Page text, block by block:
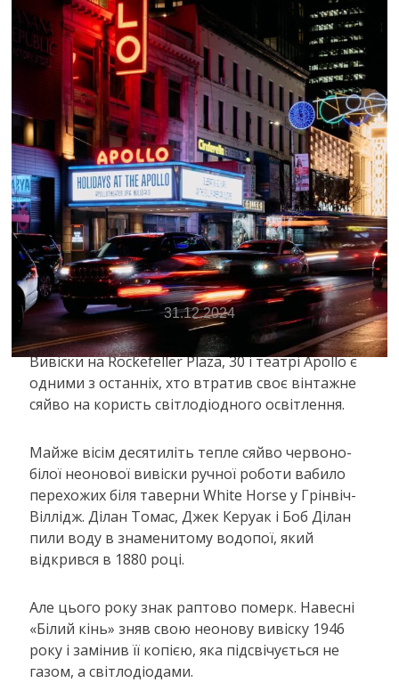
АРХІТЕКТУРА
ВИБІР РЕДАКЦІЇ
ВІДПОЧИНОК. МАНДРИ
ТЕХНОЛОГІЇ
Останній дзвінок для неону в Нью-
Йорку
31.12.2024
Вивіски на Rockefeller Plaza, 30 і театрі Apollo є
одними з останніх, хто втратив своє вінтажне
сяйво на користь світлодіодного освітлення.
Майже вісім десятиліть тепле сяйво червоно-
білої неонової вивіски ручної роботи вабило
перехожих біля таверни White Horse у Грінвіч-
Віллідж. Ділан Томас, Джек Керуак і Боб Ділан
пили воду в знаменитому водопої, який
відкрився в 1880 році.
Але цього року знак раптово померк. Навесні
«Білий кінь» зняв свою неонову вивіску 1946
року і замінив її копією, яка підсвічується не
газом, а світлодіодами.